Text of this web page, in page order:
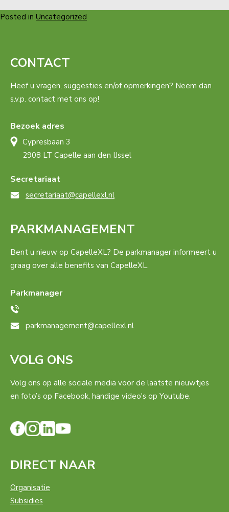
Posted in Uncategorized
CONTACT
Heef u vragen, suggesties en/of opmerkingen? Neem dan
s.v.p. contact met ons op!
Bezoek adres
Cypresbaan 3
2908 LT Capelle aan den IJssel
Secretariaat
secretariaat@capellexl.nl
PARKMANAGEMENT
Bent u nieuw op CapelleXL? De parkmanager informeert u
graag over alle benefits van CapelleXL.
Parkmanager
parkmanagement@capellexl.nl
VOLG ONS
Volg ons op alle sociale media voor de laatste nieuwtjes
en foto’s op Facebook, handige video's op Youtube.
DIRECT NAAR
Organisatie
Subsidies